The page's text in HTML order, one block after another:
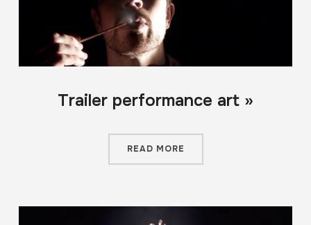
Trailer performance art »
READ MORE